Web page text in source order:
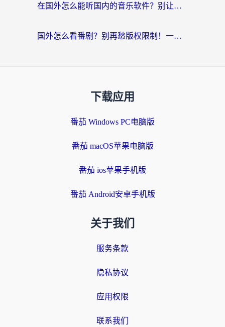
在国外怎么能听国内的音乐软件？别让版权限制断了你的“中文歌单”
国外怎么看番剧？别再愁版权限制！一个工具解决所有回国追剧难题
下载应用
番茄 Windows PC电脑版
番茄 macOS苹果电脑版
番茄 ios苹果手机版
番茄 Android安卓手机版
关于我们
服务条款
隐私协议
应用权限
联系我们